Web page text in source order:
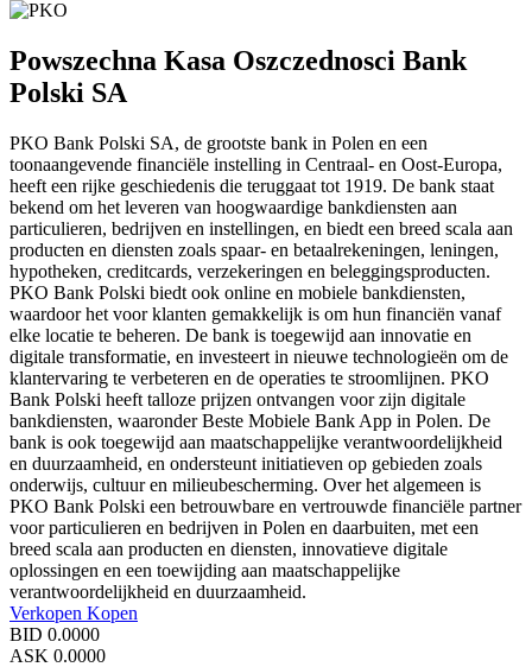
Powszechna Kasa Oszczednosci Bank
Polski SA
PKO Bank Polski SA, de grootste bank in Polen en een
toonaangevende financiële instelling in Centraal- en Oost-Europa,
heeft een rijke geschiedenis die teruggaat tot 1919. De bank staat
bekend om het leveren van hoogwaardige bankdiensten aan
particulieren, bedrijven en instellingen, en biedt een breed scala aan
producten en diensten zoals spaar- en betaalrekeningen, leningen,
hypotheken, creditcards, verzekeringen en beleggingsproducten.
PKO Bank Polski biedt ook online en mobiele bankdiensten,
waardoor het voor klanten gemakkelijk is om hun financiën vanaf
elke locatie te beheren. De bank is toegewijd aan innovatie en
digitale transformatie, en investeert in nieuwe technologieën om de
klantervaring te verbeteren en de operaties te stroomlijnen. PKO
Bank Polski heeft talloze prijzen ontvangen voor zijn digitale
bankdiensten, waaronder Beste Mobiele Bank App in Polen. De
bank is ook toegewijd aan maatschappelijke verantwoordelijkheid
en duurzaamheid, en ondersteunt initiatieven op gebieden zoals
onderwijs, cultuur en milieubescherming. Over het algemeen is
PKO Bank Polski een betrouwbare en vertrouwde financiële partner
voor particulieren en bedrijven in Polen en daarbuiten, met een
breed scala aan producten en diensten, innovatieve digitale
oplossingen en een toewijding aan maatschappelijke
verantwoordelijkheid en duurzaamheid.
Verkopen Kopen
BID 0.0000
ASK 0.0000